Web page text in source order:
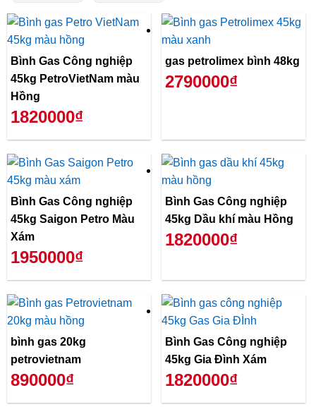
Bình Gas Công nghiệp
45kg PetroVietNam màu
Hồng
1820000₫
gas petrolimex bình 48kg
2790000₫
Bình Gas Công nghiệp
45kg Saigon Petro Màu
Xám
1950000₫
Bình Gas Công nghiệp
45kg Dầu khí màu Hồng
1820000₫
bình gas 20kg
petrovietnam
890000₫
Bình Gas Công nghiệp
45kg Gia Đình Xám
1820000₫